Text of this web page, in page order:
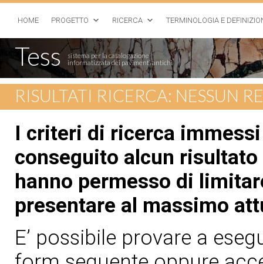
HOME PROGETTO RICERCA TERMINOLOGIA E
Tess
sistema per la catalogazione
informatizzata dei pavimenti antichi
RISULTATI RICERCA: NESSUN
I criteri di ricerca
conseguito alcun
hanno permesso di
presentare al massimo
E’ possibile provare a